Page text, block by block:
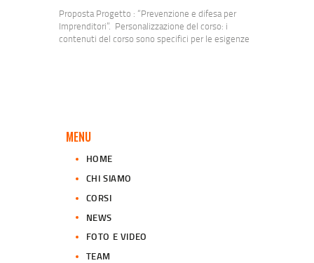
Proposta Progetto : “Prevenzione e difesa per
Imprenditori”. Personalizzazione del corso: i
contenuti del corso sono specifici per le esigenze
MENU
HOME
CHI SIAMO
CORSI
NEWS
FOTO E VIDEO
TEAM